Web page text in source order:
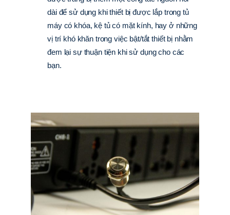
dài để sử dụng khi thiết bị được lắp trong tủ
máy có khóa, kệ tủ có mặt kính, hay ở những
vị trí khó khăn trong việc bật/tắt thiết bị nhằm
đem lại sự thuận tiện khi sử dụng cho các
bạn.